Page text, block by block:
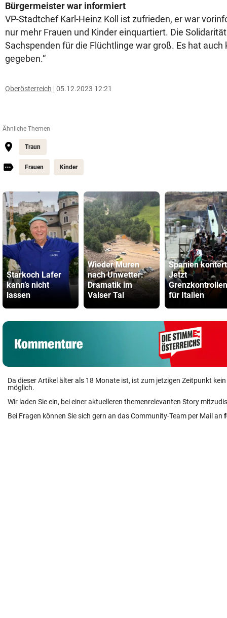
Bürgermeister war informiert
VP-Stadtchef Karl-Heinz Koll ist zufrieden, er war
nur mehr Frauen und Kinder einquartiert. Die
Sachspenden für die Flüchtlinge war groß. Es hat
gegeben.“
Oberösterreich 05.12.2023 12:21
Ähnliche Themen
Traun
Frauen Kinder
Starkoch Lafer
kann’s nicht
lassen
Wieder Muren
nach Unwetter:
Dramatik im
Valser Tal
Spanien
Jetzt
Grenzkontrollen
für Italien
Da dieser Artikel älter als 18 Monate ist, ist zum jetzigen Zeitpunkt
möglich.
Wir laden Sie ein, bei einer aktuelleren themenrelevanten Story
Bei Fragen können Sie sich gern an das Community-Team per Mail an